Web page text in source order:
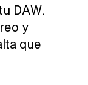
DAW.
y
que